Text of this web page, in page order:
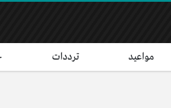
مواعيد ترددات